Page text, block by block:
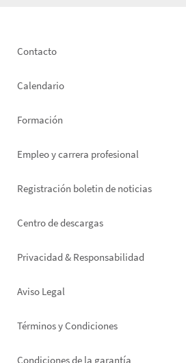
Footer
Contacto
Calendario
Formación
Empleo y carrera profesional
Registración boletin de noticias
Footer
Centro de descargas
Privacidad & Responsabilidad
Aviso Legal
Términos y Condiciones
Condiciones de la garantía